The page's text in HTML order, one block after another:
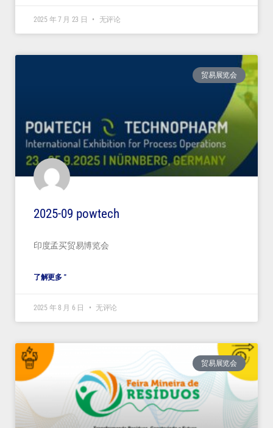
2025 年 7 月 23 日 无评论
贸易展览会
2025-09 powtech
印度孟买贸易博览会
了解更多 "
2025 年 8 月 6 日 无评论
贸易展览会